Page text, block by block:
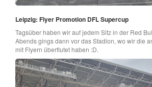
Leipzig: Flyer Promotion DFL Supercup
Tagsüber haben wir auf jedem Sitz in der Red
Abends gings dann vor das Stadion, wo wir die
mit Flyern überflutet haben :D.